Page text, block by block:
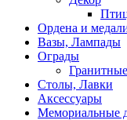
Ордена и
Вазы, Лампады
Ограды
Столы, Лавки
Аксессуары
Мемориальные